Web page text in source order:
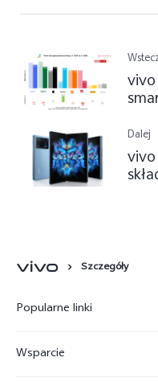
Dalej
Szczegóły
Popularne linki
Wsparcie